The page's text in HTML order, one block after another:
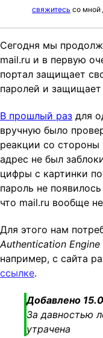
g
a
t
i
o
свяжитесь со мной
Сегодня мы
mail.ru и в первую
портал защищает
паролей и
В прошлый раз для
вручную было
реакции со стороны
адрес не был
цифры с картинки
пароль не
что mail.ru вообще
Для этого нам
Authentication Engine
например, с сайта
ссылке.
Добавлено
За давностью
утрачена